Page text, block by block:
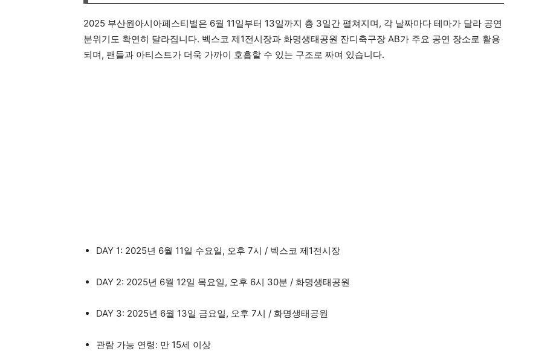
2025 부산원아시아페스티벌은 6월 11일부터 13일까지 총 3일간 펼쳐지며, 각 날짜마다 테마가 달라 공연
분위기도 확연히 달라집니다. 벡스코 제1전시장과 화명생태공원 잔디축구장 AB가 주요 공연 장소로 활용
되며, 팬들과 아티스트가 더욱 가까이 호흡할 수 있는 구조로 짜여 있습니다.
DAY 1: 2025년 6월 11일 수요일, 오후 7시 / 벡스코 제1전시장
DAY 2: 2025년 6월 12일 목요일, 오후 6시 30분 / 화명생태공원
DAY 3: 2025년 6월 13일 금요일, 오후 7시 / 화명생태공원
관람 가능 연령: 만 15세 이상